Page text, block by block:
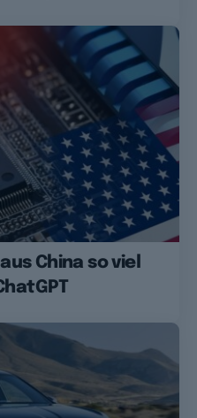
China so viel